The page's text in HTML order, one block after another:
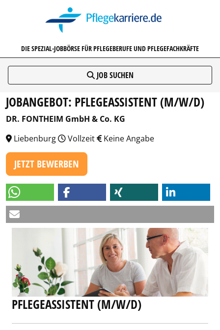
DIE SPEZIAL-JOBBÖRSE FÜR PFLEGEBERUFE UND PFLEGEFACHKRÄFTE
JOB SUCHEN
JOBANGEBOT: PFLEGEASSISTENT (M/W/D)
DR. FONTHEIM GmbH & Co. KG
Liebenburg
Vollzeit Keine Angabe
JETZT BEWERBEN
PFLEGEASSISTENT (M/W/D)